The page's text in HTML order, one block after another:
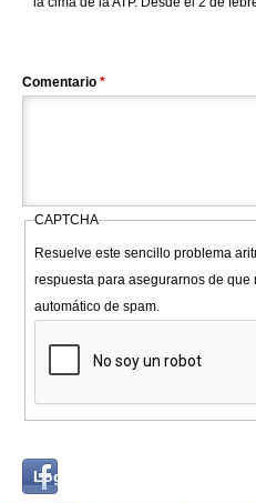
Comentario *
CAPTCHA
Resuelve este sencillo problema
respuesta para asegurarnos de que
automático de spam.
Log in with...